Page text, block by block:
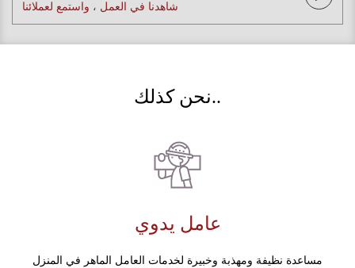
شاهدنا في العمل ، واستمع لعملائنا
نحن كذلك..
عامل يدوي
مساعدة نظيفة ومهذبة وخبيرة لخدمات العامل الماهر في المنزل